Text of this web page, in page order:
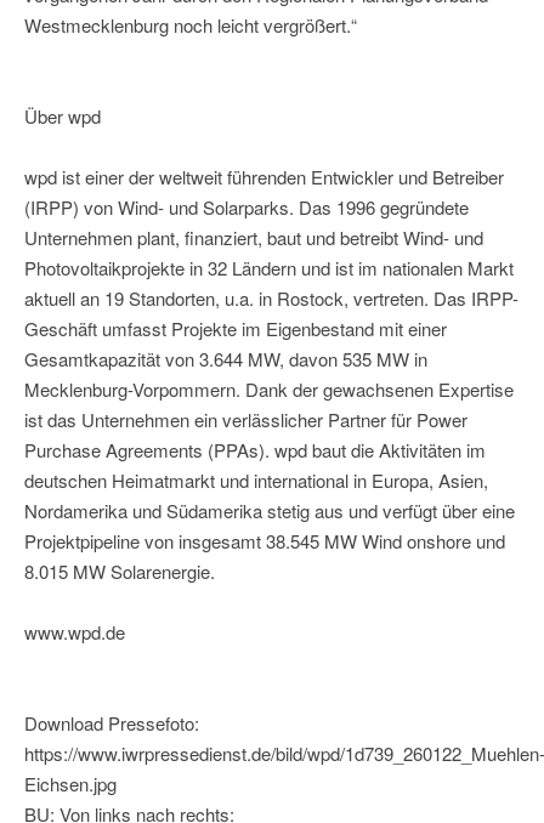
Westmecklenburg noch leicht vergrößert.“
Über wpd
wpd ist einer der weltweit führenden Entwickler und Betreiber
(IRPP) von Wind- und Solarparks. Das 1996 gegründete
Unternehmen plant, finanziert, baut und betreibt Wind- und
Photovoltaikprojekte in 32 Ländern und ist im nationalen Markt
aktuell an 19 Standorten, u.a. in Rostock, vertreten. Das IRPP-
Geschäft umfasst Projekte im Eigenbestand mit einer
Gesamtkapazität von 3.644 MW, davon 535 MW in
Mecklenburg-Vorpommern. Dank der gewachsenen Expertise
ist das Unternehmen ein verlässlicher Partner für Power
Purchase Agreements (PPAs). wpd baut die Aktivitäten im
deutschen Heimatmarkt und international in Europa, Asien,
Nordamerika und Südamerika stetig aus und verfügt über eine
Projektpipeline von insgesamt 38.545 MW Wind onshore und
8.015 MW Solarenergie.
www.wpd.de
Download Pressefoto:
https://www.iwrpressedienst.de/bild/wpd/1d739_260122_Muehlen-
Eichsen.jpg
BU: Von links nach rechts: